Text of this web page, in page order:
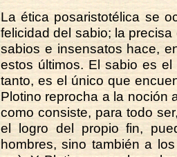
La ética posaristotélica se
felicidad del sabio; la
sabios e insensatos hace,
estos últimos. El sabio es
tanto, es el único que
Plotino reprocha a la noción
como consiste, para todo
el logro del propio fin,
hombres, sino también a